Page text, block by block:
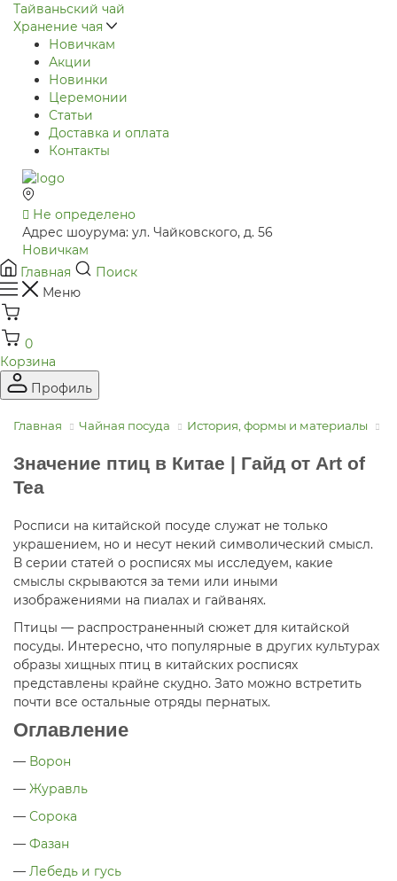
Тайваньский чай
Хранение чая
Новичкам
Акции
Новинки
Церемонии
Статьи
Доставка и оплата
Контакты
Не определено
Адрес шоурума: ул. Чайковского, д. 56
Новичкам
Главная
Поиск
Меню
0
Корзина
Профиль
Главная Чайная посуда История, формы и материалы
Значение птиц в Китае | Гайд от Art of
Tea
Росписи на китайской посуде служат не только
украшением, но и несут некий символический смысл.
В серии статей о росписях мы исследуем, какие
смыслы скрываются за теми или иными
изображениями на пиалах и гайванях.
Птицы — распространенный сюжет для китайской
посуды. Интересно, что популярные в других культурах
образы хищных птиц в китайских росписях
представлены крайне скудно. Зато можно встретить
почти все остальные отряды пернатых.
Оглавление
— Ворон
— Журавль
— Сорока
— Фазан
— Лебедь и гусь